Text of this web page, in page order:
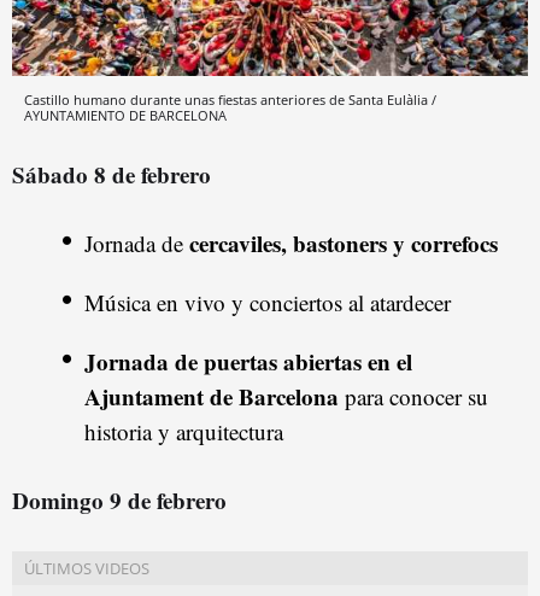
Castillo humano durante unas fiestas anteriores de Santa Eulàlia /
AYUNTAMIENTO DE BARCELONA
Sábado 8 de febrero
Jornada de cercaviles, bastoners y correfocs
Música en vivo y conciertos al atardecer
Jornada de puertas abiertas en el
Ajuntament de Barcelona para conocer su
historia y arquitectura
Domingo 9 de febrero